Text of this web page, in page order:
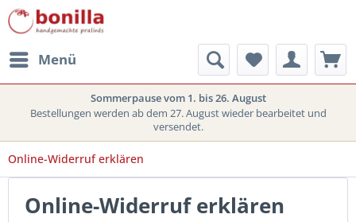
Menü
Sommerpause vom 1. bis 26. August
Bestellungen werden ab dem 27. August wieder bearbeitet und
versendet.
Online-Widerruf erklären
Online-Widerruf erklären